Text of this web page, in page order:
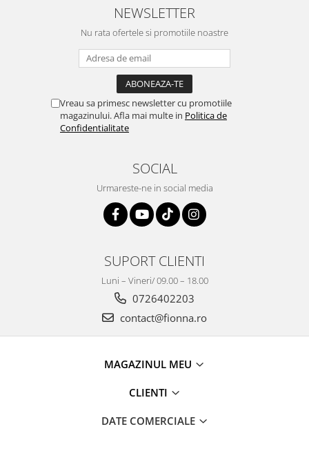
NEWSLETTER
Nu rata ofertele si promotiile noastre
Vreau sa primesc newsletter cu promotiile
magazinului. Afla mai multe in Politica de
Confidentialitate
SOCIAL
Urmareste-ne in social media
SUPORT CLIENTI
Luni – Vineri/ 09.00 – 18.00
0726402203
contact@fionna.ro
MAGAZINUL MEU
CLIENTI
DATE COMERCIALE